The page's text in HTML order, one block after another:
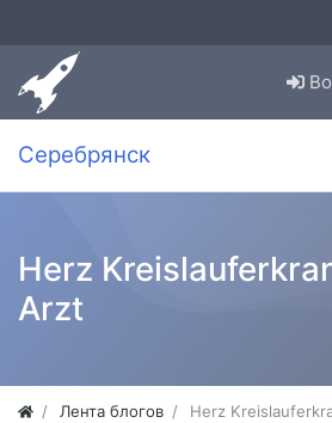
Серебрянск
Herz
Arzt
Лента блогов Herz